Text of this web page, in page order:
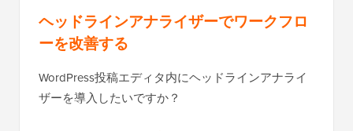
ヘッドラインアナライザーでワークフロ
ーを改善する
WordPress投稿エディタ内にヘッドラインアナライ
ザーを導入したいですか？